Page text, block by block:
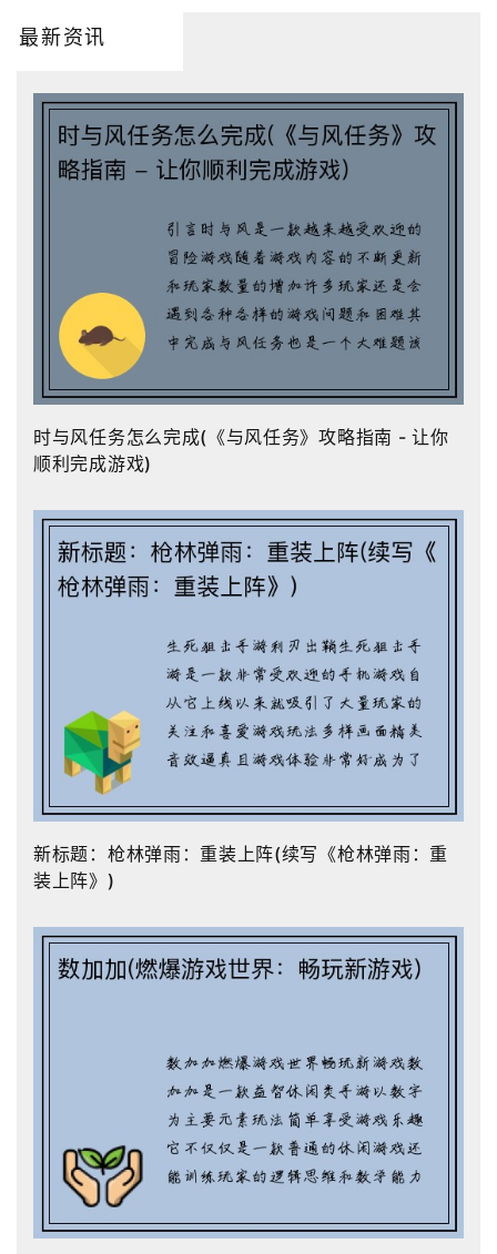
最新资讯
时与风任务怎么完成(《与风任务》攻略指南 - 让你
顺利完成游戏)
新标题：枪林弹雨：重装上阵(续写《枪林弹雨：重
装上阵》)